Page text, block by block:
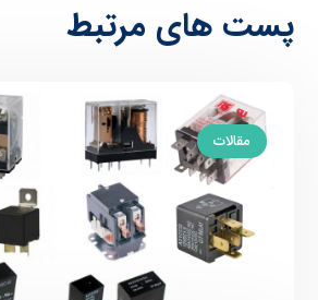
پست های مرتبط
مقالات